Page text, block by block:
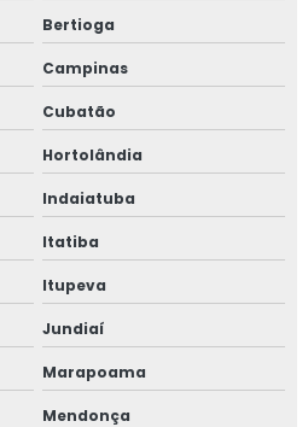
Bertioga
Campinas
Cubatão
Hortolândia
Indaiatuba
Itatiba
Itupeva
Jundiaí
Marapoama
Mendonça